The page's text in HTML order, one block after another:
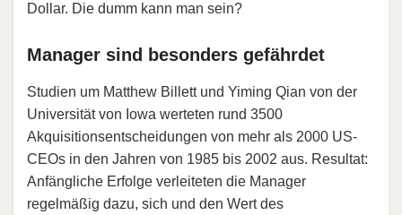
Dollar. Die dumm kann man sein?
Manager sind besonders gefährdet
Studien um Matthew Billett und Yiming Qian von der
Universität von Iowa werteten rund 3500
Akquisitionsentscheidungen von mehr als 2000 US-
CEOs in den Jahren von 1985 bis 2002 aus. Resultat:
Anfängliche Erfolge verleiteten die Manager
regelmäßig dazu, sich und den Wert des